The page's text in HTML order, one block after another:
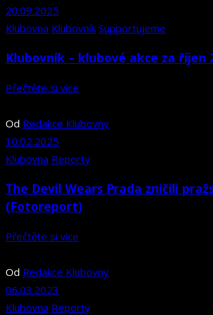
20.09.2025
Klubovna Klubovník Supportujeme
Klubovník – klubové akce za říjen
Přečtěte si více
Od Redakce Klubovny
10.02.2025
Klubovna Reporty
The Devil Wears Prada zničili
(Fotoreport)
Přečtěte si více
Od Redakce Klubovny
06.03.2023
Klubovna Reporty